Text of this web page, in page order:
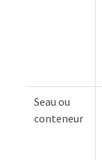
Seau ou
conteneur